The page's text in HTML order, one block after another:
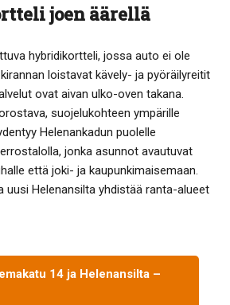
joen äärellä
hybridikortteli, jossa auto ei ole
loistavat kävely- ja pyöräilyreitit
ovat aivan ulko-oven takana.
suojelukohteen ympärille
Helenankadun puolelle
jonka asunnot avautuvat
että joki- ja kaupunkimaisemaan.
uusi Helenansilta yhdistää ranta-alueet
14 ja Helenansilta –